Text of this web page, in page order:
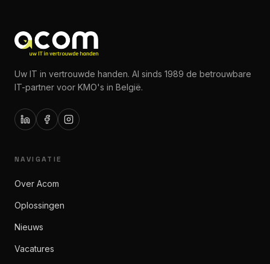
Uw IT in vertrouwde handen. Al sinds 1989 de betrouwbare
IT-partner voor KMO's in België.
NAVIGATIE
Over Acom
Oplossingen
Nieuws
Vacatures